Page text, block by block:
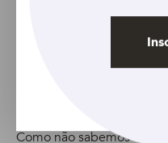
Como não sabemos